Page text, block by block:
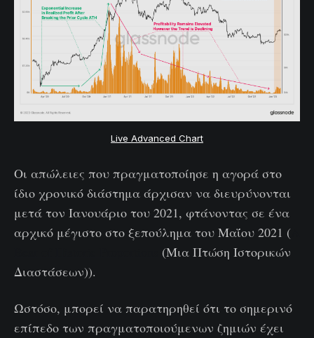
Live Advanced Chart
Οι απώλειες που πραγματοποίησε η αγορά στο
ίδιο χρονικό διάστημα άρχισαν να διευρύνονται
μετά τον Ιανουάριο του 2021, φτάνοντας σε ένα
αρχικό μέγιστο στο ξεπούλημα του Μαΐου 2021 (
(Μια Πτώση Ιστορικών
Διαστάσεων)).
Ωστόσο, μπορεί να παρατηρηθεί ότι το σημερινό
επίπεδο των πραγματοποιούμενων ζημιών έχει